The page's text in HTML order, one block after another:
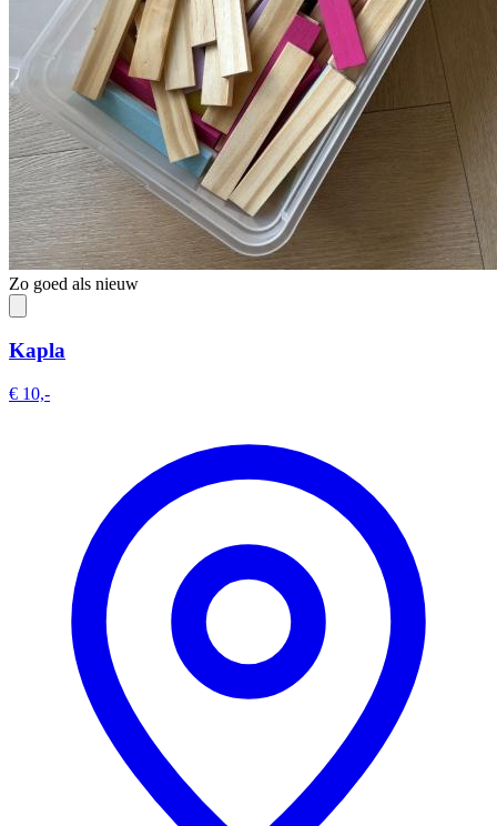
Zo goed als nieuw
Kapla
€ 10,-